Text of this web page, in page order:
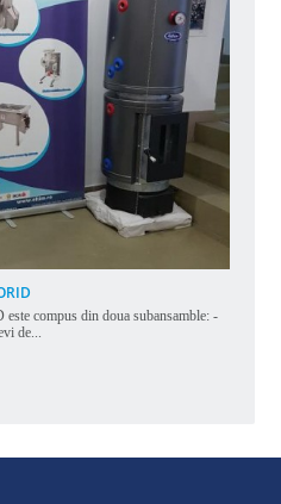
compus din doua subansamble: -
de...